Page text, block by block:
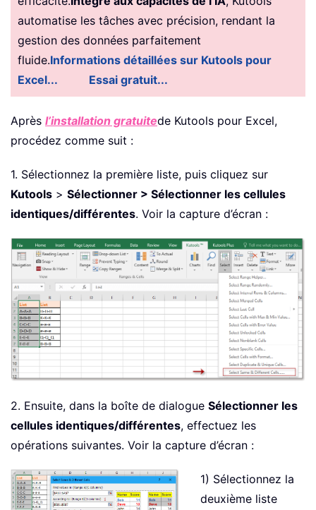
automatise les tâches avec précision, rendant la
gestion des données parfaitement
fluide.Informations détaillées sur Kutools pour
Excel...
Essai gratuit...
Après l’installation gratuitede Kutools pour Excel,
procédez comme suit :
1. Sélectionnez la première liste, puis cliquez sur
Kutools > Sélectionner > Sélectionner les cellules
identiques/différentes. Voir la capture d’écran :
2. Ensuite, dans la boîte de dialogue Sélectionner les
cellules identiques/différentes, effectuez les
opérations suivantes. Voir la capture d’écran :
1) Sélectionnez la
deuxième liste